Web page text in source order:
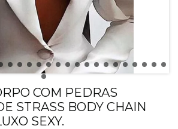
COM PEDRAS
STRASS BODY CHAIN
SEXY.